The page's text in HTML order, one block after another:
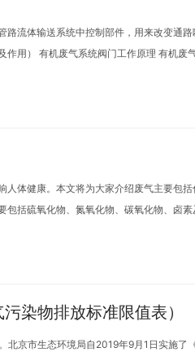
流体输送系统中控制部件，用来改变通
用） 有机废气系统阀门工作原理 有机废
体健康。本文将为大家介绍废气主要包
括硫氧化物、氮氧化物、碳氧化物、卤
染物排放标准限值表）
京市生态环境局自2019年9月1日实施了